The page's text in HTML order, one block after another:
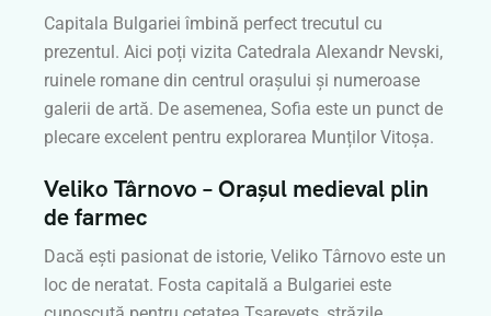
Capitala Bulgariei îmbină perfect trecutul cu
prezentul. Aici poți vizita Catedrala Alexandr Nevski,
ruinele romane din centrul orașului și numeroase
galerii de artă. De asemenea, Sofia este un punct de
plecare excelent pentru explorarea Munților Vitoșa.
Veliko Târnovo – Orașul medieval plin
de farmec
Dacă ești pasionat de istorie, Veliko Târnovo este un
loc de neratat. Fosta capitală a Bulgariei este